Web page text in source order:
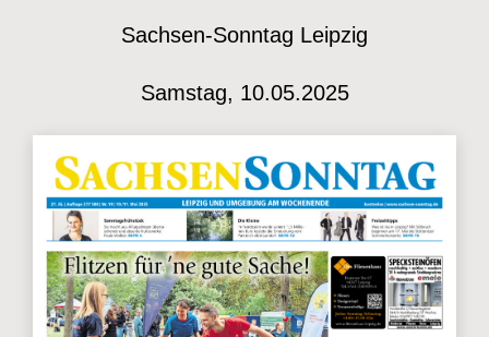
Sachsen-Sonntag Leipzig
Samstag, 10.05.2025